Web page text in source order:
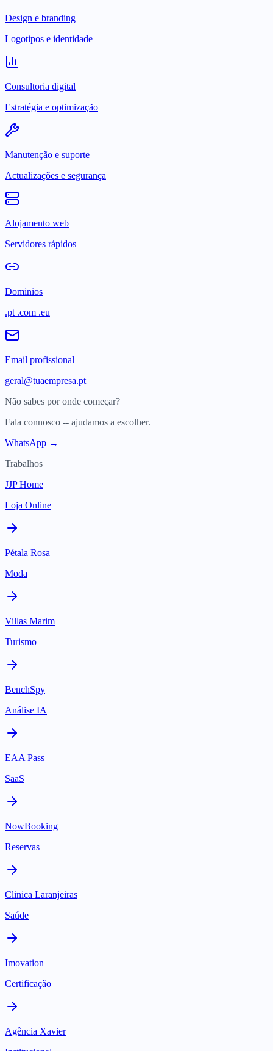
Design e branding
Logotipos e identidade
Consultoria digital
Estratégia e optimização
Manutenção e suporte
Actualizações e segurança
Alojamento web
Servidores rápidos
Dominios
.pt .com .eu
Email profissional
geral@tuaempresa.pt
Não sabes por onde começar?
Fala connosco -- ajudamos a escolher.
WhatsApp →
Trabalhos
JJP Home
Loja Online
Pétala Rosa
Moda
Villas Marim
Turismo
BenchSpy
Análise IA
EAA Pass
SaaS
NowBooking
Reservas
Clinica Laranjeiras
Saúde
Imovation
Certificação
Agência Xavier